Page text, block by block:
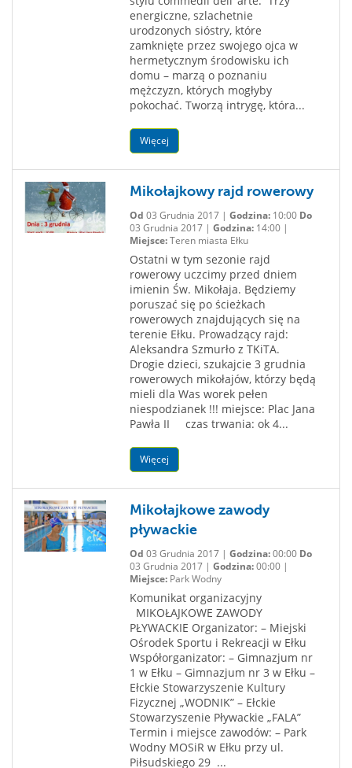
energiczne, szlachetnie
urodzonych sióstry, które
zamknięte przez swojego ojca w
hermetycznym środowisku ich
domu – marzą o poznaniu
mężczyzn, których mogłyby
pokochać. Tworzą intrygę, która...
Więcej
Mikołajkowy rajd rowerowy
Od 03 Grudnia 2017 | Godzina:10:00 Do
03 Grudnia 2017 | Godzina:14:00 |
Miejsce:Teren miasta Ełku
Ostatni w tym sezonie rajd
rowerowy uczcimy przed dniem
imienin Św. Mikołaja. Będziemy
poruszać się po ścieżkach
rowerowych znajdujących się na
terenie Ełku. Prowadzący rajd:
Aleksandra Szmurło z TKiTA.
Drogie dzieci, szukajcie 3 grudnia
rowerowych mikołajów, którzy będą
mieli dla Was worek pełen
niespodzianek !!! miejsce: Plac Jana
Pawła II czas trwania: ok 4...
Więcej
Mikołajkowe zawody
pływackie
Od 03 Grudnia 2017 | Godzina:00:00 Do
03 Grudnia 2017 | Godzina:00:00 |
Miejsce:Park Wodny
Komunikat organizacyjny
MIKOŁAJKOWE ZAWODY
PŁYWACKIE Organizator: – Miejski
Ośrodek Sportu i Rekreacji w Ełku
Współorganizator: – Gimnazjum nr
1 w Ełku – Gimnazjum nr 3 w Ełku –
Ełckie Stowarzyszenie Kultury
Fizycznej „WODNIK” – Ełckie
Stowarzyszenie Pływackie „FALA”
Termin i miejsce zawodów: – Park
Wodny MOSiR w Ełku przy ul.
Piłsudskiego 29 ...